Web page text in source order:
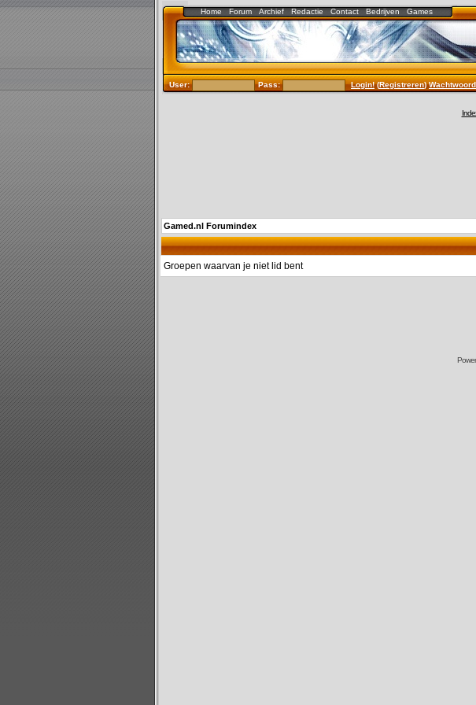
Home Forum Archief Redactie Contact Bedrijven Games
User: Pass: Login!(Registreren)
Gamed.nl Forumindex
Groepen waarvan je niet lid bent